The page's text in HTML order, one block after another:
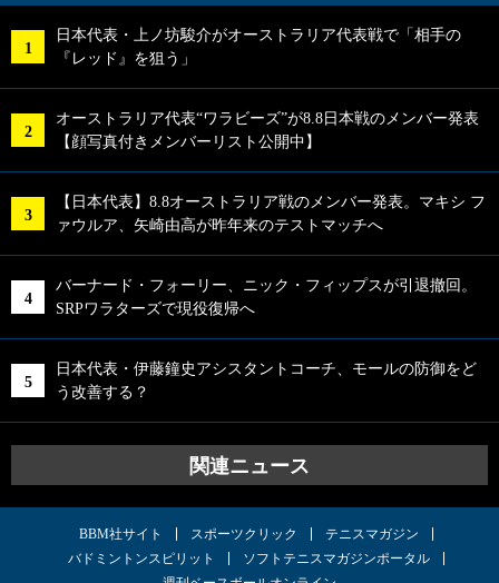
日本代表・上ノ坊駿介がオーストラリア代表戦で「相手の
『レッド』を狙う」
オーストラリア代表“ワラビーズ”が8.8日本戦のメンバー発表
【顔写真付きメンバーリスト公開中】
【日本代表】8.8オーストラリア戦のメンバー発表。マキシ フ
ァウルア、矢崎由高が昨年来のテストマッチへ
バーナード・フォーリー、ニック・フィップスが引退撤回。
SRPワラターズで現役復帰へ
日本代表・伊藤鐘史アシスタントコーチ、モールの防御をど
う改善する？
関連ニュース
BBM社サイト スポーツクリック
テニスマガジン
バドミントンスピリット
ソフトテニスマガジンポータル